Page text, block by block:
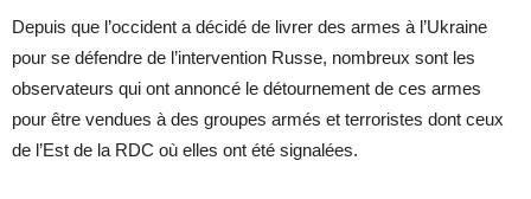
Depuis que l’occident a décidé de livrer des armes à l’Ukraine
pour se défendre de l’intervention Russe, nombreux sont les
observateurs qui ont annoncé le détournement de ces armes
pour être vendues à des groupes armés et terroristes dont ceux
de l’Est de la RDC où elles ont été signalées.